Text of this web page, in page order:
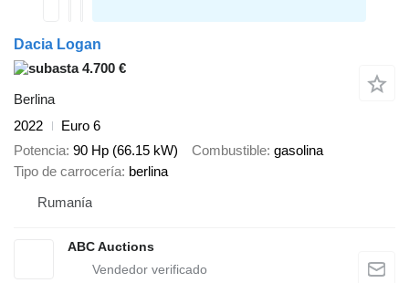
Dacia Logan
4.700 €
Berlina
2022
Euro 6
Potencia 90 Hp (66.15 kW) Combustible gasolina
Tipo de carrocería berlina
Rumanía
ABC Auctions